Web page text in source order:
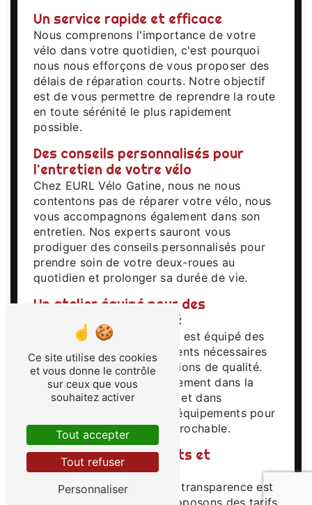
Un service rapide et efficace
Nous comprenons l'importance de votre
vélo dans votre quotidien, c'est pourquoi
nous nous efforçons de vous proposer des
délais de réparation courts. Notre objectif
est de vous permettre de reprendre la route
en toute sérénité le plus rapidement
possible.
Des conseils personnalisés pour
l'entretien de votre vélo
Chez EURL Vélo Gatine, nous ne nous
contentons pas de réparer votre vélo, nous
vous accompagnons également dans son
entretien. Nos experts sauront vous
prodiguer des conseils personnalisés pour
prendre soin de votre deux-roues au
quotidien et prolonger sa durée de vie.
Un atelier équipé pour des
prestations de qualité
Notre atelier de réparation est équipé des
derniers outils et équipements nécessaires
pour effectuer des prestations de qualité.
Nous investissons régulièrement dans la
formation de notre équipe et dans
l'acquisition de nouveaux équipements pour
vous offrir un service irréprochable.
Des tarifs transparents et
compétitifs
Chez EURL Vélo Gatine, la transparence est
primordiale. Nous vous proposons des tarifs
Ce site utilise des cookies
et vous donne le contrôle
sur ceux que vous
souhaitez activer
Tout accepter
Tout refuser
Personnaliser